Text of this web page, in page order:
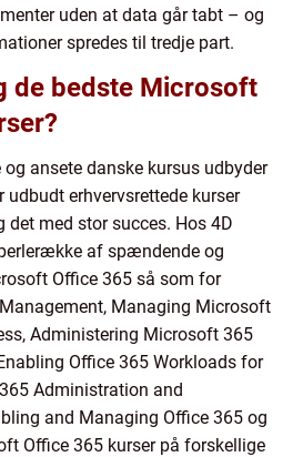
uden at data går tabt – og
spredes til tredje part.
de bedste Microsoft
og ansete danske kursus udbyder
udbudt erhvervsrettede kurser
med stor succes. Hos 4D
af spændende og
Office 365 så som for
Managing Microsoft
Administering Microsoft 365
Office 365 Workloads for
Administration and
and Managing Office 365 og
Office 365 kurser på forskellige